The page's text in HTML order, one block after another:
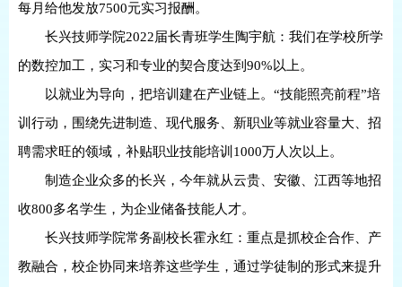
每月给他发放7500元实习报酬。
长兴技师学院2022届长青班学生陶宇航：我们在学校所学
的数控加工，实习和专业的契合度达到90%以上。
以就业为导向，把培训建在产业链上。“技能照亮前程”培
训行动，围绕先进制造、现代服务、新职业等就业容量大、招
聘需求旺的领域，补贴职业技能培训1000万人次以上。
制造企业众多的长兴，今年就从云贵、安徽、江西等地招
收800多名学生，为企业储备技能人才。
长兴技师学院常务副校长霍永红：重点是抓校企合作、产
教融合，校企协同来培养这些学生，通过学徒制的形式来提升